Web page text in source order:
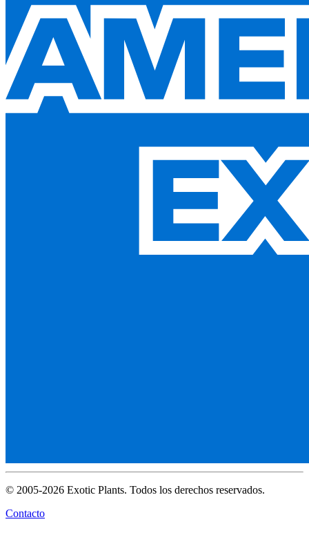
© 2005-2026 Exotic Plants. Todos los derechos reservados.
Contacto